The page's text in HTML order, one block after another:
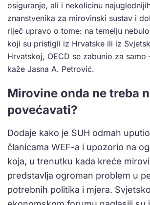
osiguranje, ali i nekolicinu
znanstvenika za mirovinski sustav i
riječ upravo o tome: na temelju
koji su pristigli iz Hrvatske ili iz
Hrvatskoj, OECD se zabunio za samo
kaže Jasna A. Petrović.
Mirovine onda ne treba
povećavati?
Dodaje kako je SUH odmah
članicama WEF-a i upozorio na
koja, u trenutku kada kreće
predstavlja ogroman problem u
potrebnih politika i mjera.